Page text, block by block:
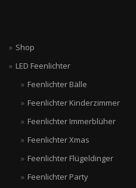
Shop
LED Feenlichter
Feenlichter Bälle
Feenlichter Kinderzimmer
Feenlichter Immerblüher
Feenlichter Xmas
Feenlichter Flügeldinger
Feenlichter Party